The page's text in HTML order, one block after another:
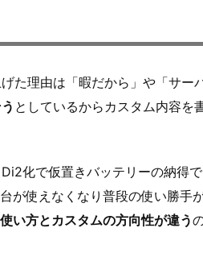
た理由は「暇だから」や「サー
としているからカスタム内容を
化で仮置きバッテリーの納得
が使えなくなり普段の使い勝手
使い方とカスタムの方向性が違う